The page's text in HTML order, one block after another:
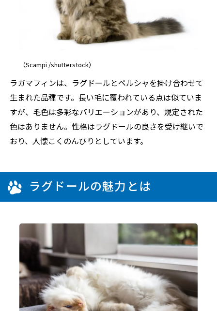
（Scampi /shutterstock）
ラガマフィンは、ラグドールとペルシャを掛け合わせて
生まれた品種です。長い毛に覆われている点は似ていま
すが、毛色は多彩なバリエーションがあり、規定された
色はありません。性格はラグドールの良さを受け継いで
おり、人懐こくのんびりとしています。
ラグドールの魅力とは